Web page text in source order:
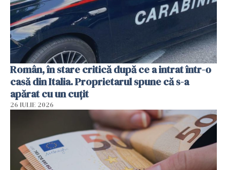
Român, în stare critică după ce a intrat într-o
casă din Italia. Proprietarul spune că s-a
apărat cu un cuțit
26 IULIE 2026